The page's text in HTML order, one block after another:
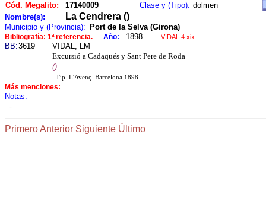
Cód. Megalito: 17140009 Clase y (Tipo): dolmen
Nombre(s):
La Cendrera ()
Municipio y (Provincia): Port de la Selva (Girona)
Bibliografía: 1ª referencia. Año: 1898 VIDAL 4 xix
BB:3619
VIDAL, LM
Excursió a Cadaqués y Sant Pere de Roda
()
. Tip. L'Avenç. Barcelona 1898
Más menciones:
Notas:
-
PrimeroAnterior Siguiente Último